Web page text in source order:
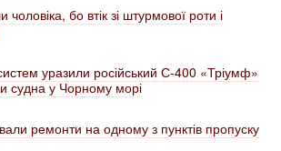
бо втік зі штурмової роти і
уразили російський С-400 «Тріумф»
судна у Чорному морі
ремонти на одному з пунктів пропуску